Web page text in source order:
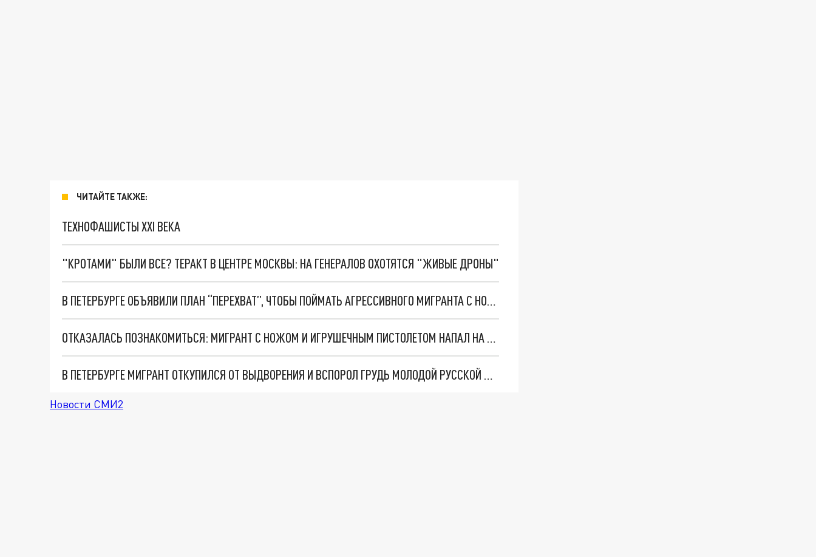
ЧИТАЙТЕ ТАКЖЕ:
ТЕХНОФАШИСТЫ XXI ВЕКА
"КРОТАМИ" БЫЛИ ВСЕ? ТЕРАКТ В ЦЕНТРЕ МОСКВЫ: НА ГЕНЕРАЛОВ ОХОТЯТСЯ "ЖИВЫЕ ДРОНЫ"
В ПЕТЕРБУРГЕ ОБЪЯВИЛИ ПЛАН “ПЕРЕХВАТ”, ЧТОБЫ ПОЙМАТЬ АГРЕССИВНОГО МИГРАНТА С НОЖОМ
ОТКАЗАЛАСЬ ПОЗНАКОМИТЬСЯ: МИГРАНТ С НОЖОМ И ИГРУШЕЧНЫМ ПИСТОЛЕТОМ НАПАЛ НА МОЛОДУЮ ПЕТЕРБУРЖЕНКУ
В ПЕТЕРБУРГЕ МИГРАНТ ОТКУПИЛСЯ ОТ ВЫДВОРЕНИЯ И ВСПОРОЛ ГРУДЬ МОЛОДОЙ РУССКОЙ ДЕВУШКИ
Новости СМИ2